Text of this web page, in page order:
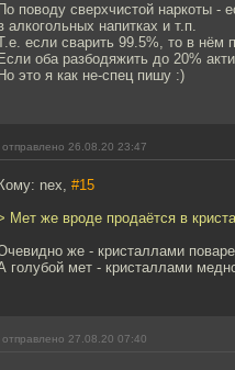
По поводу сверхчистой наркоты -
алкогольных напитках и т.п.
если сварить 99.5%, то в нём
Если оба разбодяжить до 20%
Но это я как не-спец пишу :)
отправлено 26.08.20 23:47
Кому: nex, #15
Мет же вроде продаётся в
же - кристаллами
голубой мет - кристаллами
отправлено 27.08.20 07:40